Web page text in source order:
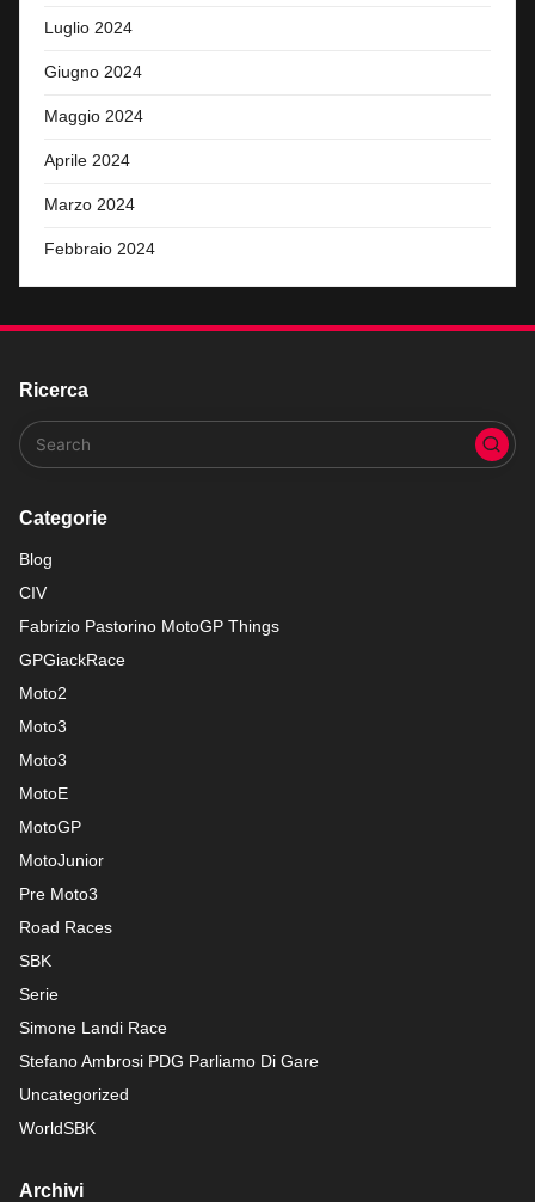
Luglio 2024
Giugno 2024
Maggio 2024
Aprile 2024
Marzo 2024
Febbraio 2024
Ricerca
Categorie
Blog
CIV
Fabrizio Pastorino MotoGP Things
GPGiackRace
Moto2
Moto3
Moto3
MotoE
MotoGP
MotoJunior
Pre Moto3
Road Races
SBK
Serie
Simone Landi Race
Stefano Ambrosi PDG Parliamo Di Gare
Uncategorized
WorldSBK
Archivi